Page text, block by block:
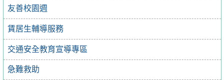
友善校園週
賃居生輔導服務
交通安全教育宣導專區
急難救助